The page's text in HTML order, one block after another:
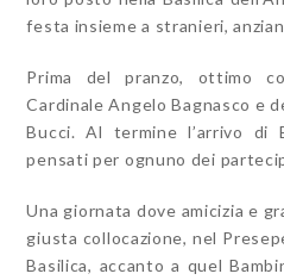
festa insieme a stranieri,
Prima del pranzo, ottimo
Cardinale Angelo Bagnasco e
Bucci. Al termine l’arrivo di
pensati per ognuno dei
Una giornata dove amicizia e
giusta collocazione, nel
Basilica, accanto a quel